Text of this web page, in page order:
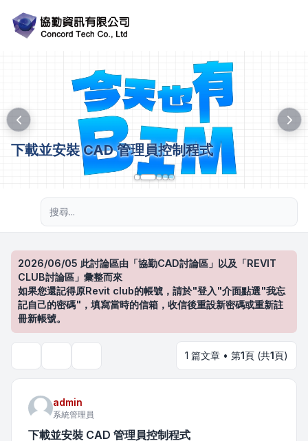
下載並安裝 CAD 管理員控制程式
2026/06/05 此討論區由「協勤CAD討論區」以及「REVIT
CLUB討論區」彙整而來
如果您還記得原Revit club的帳號，請於"登入"介面點選"我忘
記自己的密碼"，填寫當時的信箱，收信後重設新密碼或重新註
冊新帳號。
1 篇文章 • 第1頁 (共1頁)
admin
系統管理員
下載並安裝 CAD 管理員控制程式